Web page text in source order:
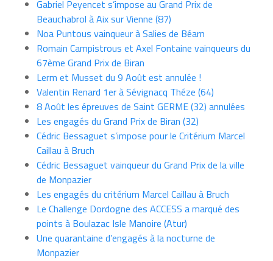
Gabriel Peyencet s’impose au Grand Prix de
Beauchabrol à Aix sur Vienne (87)
Noa Puntous vainqueur à Salies de Béarn
Romain Campistrous et Axel Fontaine vainqueurs du
67ème Grand Prix de Biran
Lerm et Musset du 9 Août est annulée !
Valentin Renard 1er à Sévignacq Théze (64)
8 Août les épreuves de Saint GERME (32) annulées
Les engagés du Grand Prix de Biran (32)
Cédric Bessaguet s’impose pour le Critérium Marcel
Caillau à Bruch
Cédric Bessaguet vainqueur du Grand Prix de la ville
de Monpazier
Les engagés du critérium Marcel Caillau à Bruch
Le Challenge Dordogne des ACCESS a marqué des
points à Boulazac Isle Manoire (Atur)
Une quarantaine d’engagés à la nocturne de
Monpazier